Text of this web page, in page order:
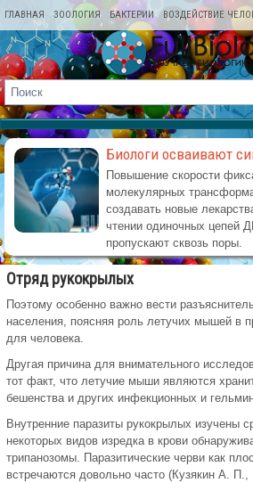
ГЛАВНАЯ ЗООЛОГИЯ БАКТЕРИИ ВОЗДЕЙСТВИЕ
КАРТА САЙТА
Биологи осваивают
Повышение скорости
молекулярных
создавать новые
чтении одиночных цепей
пропускают сквозь поры.
Отряд рукокрылых
Поэтому особенно важно вести
населения, поясняя роль летучих мышей в
для человека.
Другая причина для внимательного
тот факт, что летучие мыши являются
бешенства и других инфекционных и
Внутренние паразиты рукокрылых изучены
некоторых видов изредка в крови
трипанозомы. Паразитические черви как
встречаются довольно часто (Кузякин А. П.,